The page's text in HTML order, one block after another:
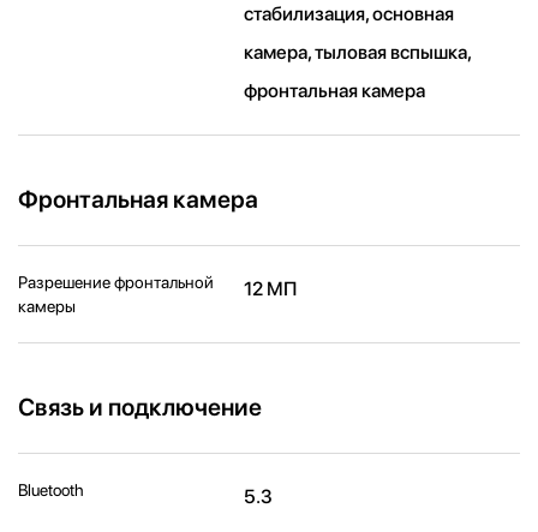
стабилизация, основная
камера, тыловая вспышка,
фронтальная камера
Фронтальная камера
Разрешение фронтальной
камеры
12 МП
Связь и подключение
Bluetooth 5.3